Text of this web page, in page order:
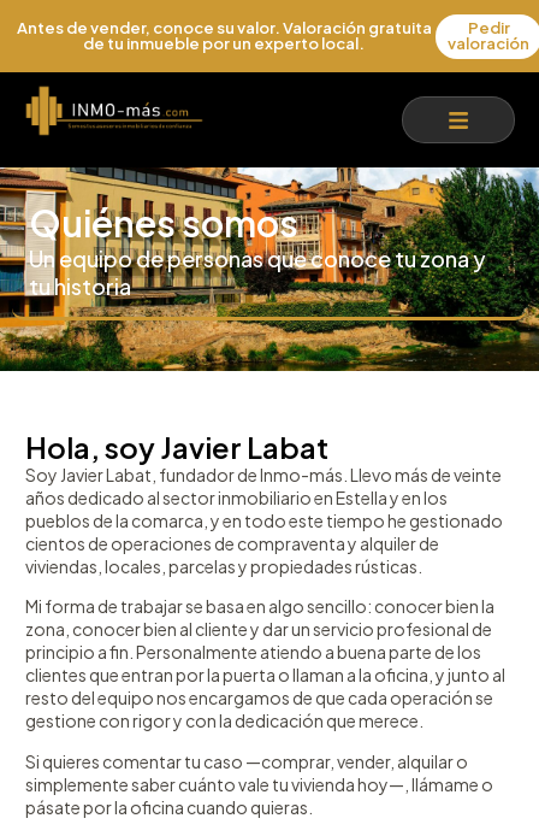
Antes de vender, conoce su valor. Valoración gratuita
de tu inmueble por un experto local.
Pedir
valoración
Quiénes somos
Un equipo de personas que conoce tu zona y
tu historia
Hola, soy Javier Labat
Soy Javier Labat, fundador de Inmo-más. Llevo más de veinte
años dedicado al sector inmobiliario en Estella y en los
pueblos de la comarca, y en todo este tiempo he gestionado
cientos de operaciones de compraventa y alquiler de
viviendas, locales, parcelas y propiedades rústicas.
Mi forma de trabajar se basa en algo sencillo: conocer bien la
zona, conocer bien al cliente y dar un servicio profesional de
principio a fin. Personalmente atiendo a buena parte de los
clientes que entran por la puerta o llaman a la oficina, y junto al
resto del equipo nos encargamos de que cada operación se
gestione con rigor y con la dedicación que merece.
Si quieres comentar tu caso —comprar, vender, alquilar o
simplemente saber cuánto vale tu vivienda hoy—, llámame o
pásate por la oficina cuando quieras.